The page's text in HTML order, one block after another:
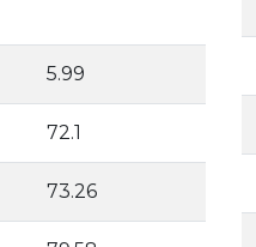
5.99
72.1
73.26